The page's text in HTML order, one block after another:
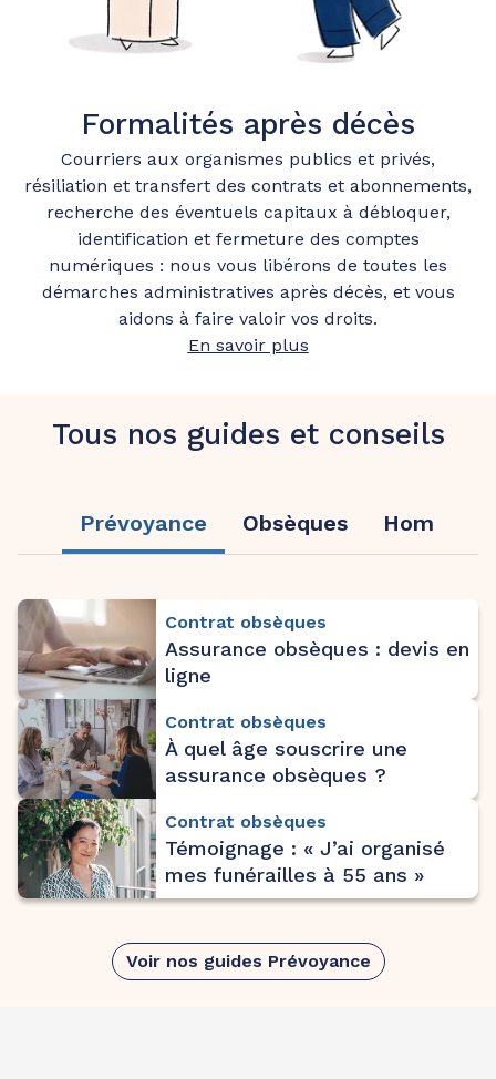
Formalités après décès
Courriers aux organismes publics et privés,
résiliation et transfert des contrats et abonnements,
recherche des éventuels capitaux à débloquer,
identification et fermeture des comptes
numériques : nous vous libérons de toutes les
démarches administratives après décès, et vous
aidons à faire valoir vos droits.
En savoir plus
Tous nos guides et conseils
Prévoyance Obsèques Hommage
Contrat obsèques
Assurance obsèques : devis en
ligne
Contrat obsèques
À quel âge souscrire une
assurance obsèques ?
Contrat obsèques
Témoignage : « J’ai organisé
mes funérailles à 55 ans »
Voir nos guides Prévoyance